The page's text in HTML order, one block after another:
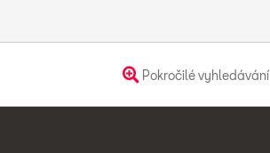
Pokročilé vyhledávání